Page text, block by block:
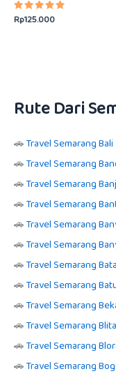
Dinilai
5.00
Rp125.000
Rute Dari
🚗Travel Semarang Bali
🚗Travel Semarang
🚗Travel Semarang
🚗Travel Semarang
🚗Travel Semarang
🚗Travel Semarang
🚗Travel Semarang
🚗Travel Semarang
🚗Travel Semarang
🚗Travel Semarang
🚗Travel Semarang
🚗Travel Semarang